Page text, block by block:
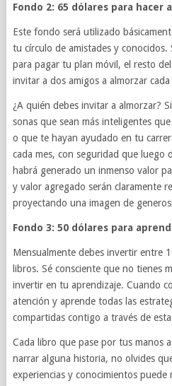
Fondo 2: 65 dólares para hacer
Este fondo será uti­lizado
tu cír­culo de amis­tades y
para pagar tu plan móvil, el resto
invi­tar a dos ami­gos a almorzar cada
¿A quién debes invi­tar a almorzar?
sonas que sean más inteligentes
o que te hayan ayu­dado en tu
cada mes, con seguri­dad que luego
habrá gen­er­ado un inmenso valor
y valor agre­gado serán clara­mente
proyectando una ima­gen de
Fondo 3: 50 dólares para
Men­su­al­mente debes inver­tir entre
libros. Sé con­sciente que no tienes
inver­tir en tu apren­dizaje. Cuando
aten­ción y aprende todas las
compartidas con­tigo a través de
Cada libro que pase por tus manos
nar­rar alguna his­to­ria, no olvides
expe­ri­en­cias y conocimien­tos